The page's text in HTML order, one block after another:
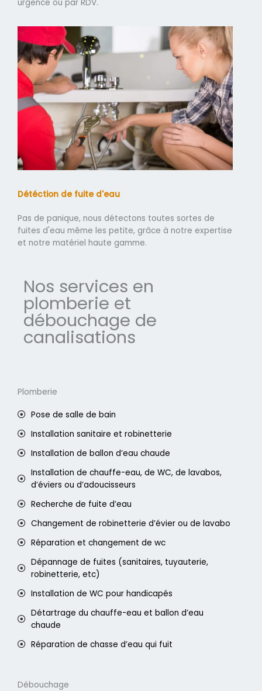
urgence ou par RDV.
Détéction de fuite d'eau
Pas de panique, nous détectons toutes sortes de
fuites d'eau même les petite, grâce à notre expertise
et notre matériel haute gamme.
Nos services en
plomberie et
débouchage de
canalisations
Plomberie
Pose de salle de bain
Installation sanitaire et robinetterie
Installation de ballon d’eau chaude
Installation de chauffe-eau, de WC, de lavabos,
d’éviers ou d’adoucisseurs
Recherche de fuite d’eau
Changement de robinetterie d’évier ou de lavabo
Réparation et changement de wc
Dépannage de fuites (sanitaires, tuyauterie,
robinetterie, etc)
Installation de WC pour handicapés
Détartrage du chauffe-eau et ballon d’eau
chaude
Réparation de chasse d’eau qui fuit
Débouchage